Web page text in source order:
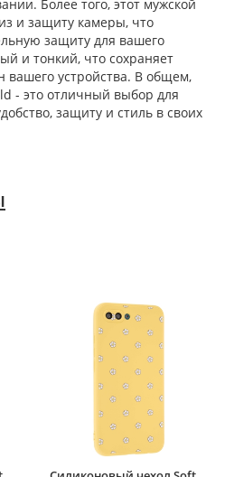
Более того, этот мужской
и защиту камеры, что
защиту для вашего
и тонкий, что сохраняет
вашего устройства. В общем,
- это отличный выбор для
защиту и стиль в своих